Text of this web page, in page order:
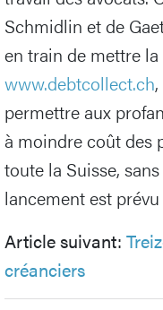
Schmidlin et de
en train de mettre
www.debtcollect.ch
permettre aux
à moindre coût des
toute la Suisse,
lancement est prévu
Article suivant:
créanciers